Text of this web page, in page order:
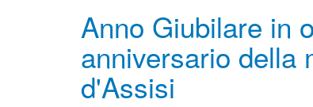
Anno Giubilare in
anniversario della
d'Assisi